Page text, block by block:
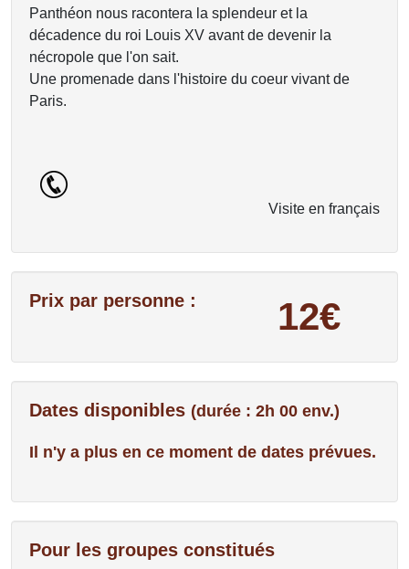
Panthéon nous racontera la splendeur et la
décadence du roi Louis XV avant de devenir la
nécropole que l'on sait.
Une promenade dans l'histoire du coeur vivant de
Paris.
Visite en français
Prix par personne : 12€
Dates disponibles (durée : 2h 00 env.)
Il n'y a plus en ce moment de dates prévues.
Pour les groupes constitués